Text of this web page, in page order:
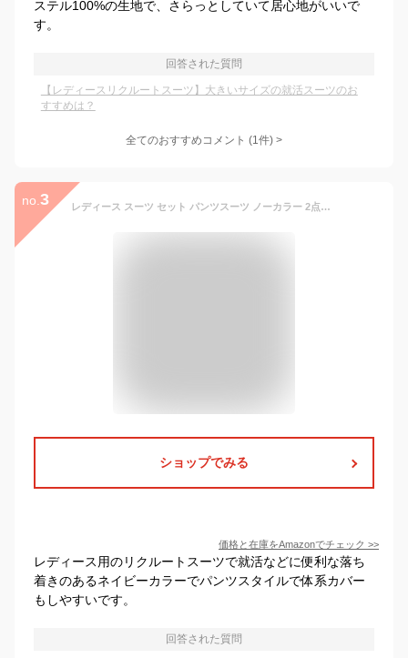
ステル100%の生地で、さらっとしていて居心地がいいで
す。
回答された質問
【レディースリクルートスーツ】大きいサイズの就活スーツのお
すすめは？
全てのおすすめコメント (1件) >
no. 3 レディース スーツ セット パンツスーツ ノーカラー 2点セット オフィススーツ 大きいサイズ 通勤 (17号, ネイビー)
ショップでみる
価格と在庫をAmazonでチェック >>
レディース用のリクルートスーツで就活などに便利な落ち
着きのあるネイビーカラーでパンツスタイルで体系カバー
もしやすいです。
回答された質問